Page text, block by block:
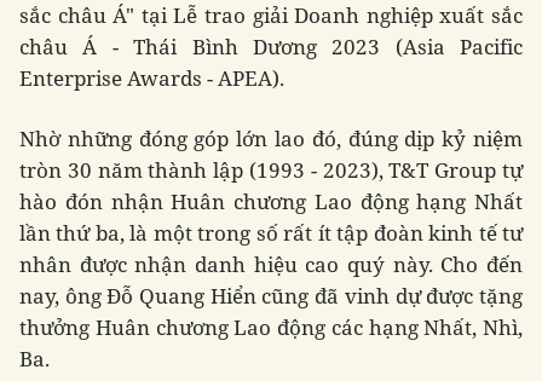
sắc châu Á" tại Lễ trao giải Doanh nghiệp xuất sắc
châu Á - Thái Bình Dương 2023 (Asia Pacific
Enterprise Awards - APEA).
Nhờ những đóng góp lớn lao đó, đúng dịp kỷ niệm
tròn 30 năm thành lập (1993 - 2023), T&T Group tự
hào đón nhận Huân chương Lao động hạng Nhất
lần thứ ba, là một trong số rất ít tập đoàn kinh tế tư
nhân được nhận danh hiệu cao quý này. Cho đến
nay, ông Đỗ Quang Hiển cũng đã vinh dự được tặng
thưởng Huân chương Lao động các hạng Nhất, Nhì,
Ba.